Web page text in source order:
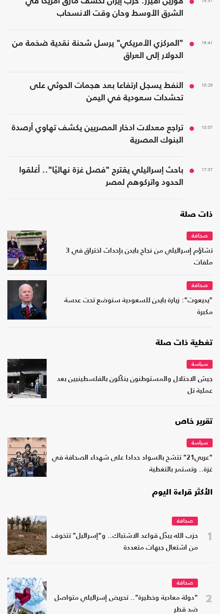
الشرق الأوسط وحان وقت الانسحاب
19:41
"المركزي الأمريكي" يرسل شحنة نقدية ضخمة من
الدولار إلى العراق
18:29
النفط يسجل ارتفاعا بعد هجمات الحوثي على
تحشدات سعودية في اليمن
18:07
تراجع معدلات ادخار المصريين يكشف تهاوي أرصدة
البنوك المصرية
17:37
باحث إسرائيلي يقترح "فصل غزة نهائيًا".. أغلقوا
الحدود واتركوهم لمصر
ذات صلة
صحافة
تشاؤم إسرائيلي من نجاح بايدن بإحداث اختراق في 3
ملفات
صحافة
"يديعوت": زيارة بايدن للسعودية ستوضع تحت عدسة
مكبرة
تغطية ذات صلة
سياسة
جيش الاحتلال والمستوطنون ينكّلون بالفلسطينيين بعد
عملية تل
تقرير خاص
سياسة
"عربي21" تتشح بالسواد حدادا على شهداء الصحافة في
غزة.. وتستمر بالتغطية
الأكثر قراءة اليوم
1
صحافة
حزب الله يبدّل قواعد الاشتباك.. و"إسرائيل" تتخوف
من اشتعال جبهات متعددة
2
صحافة
"دولة معادية وخطيرة".. تحريض إسرائيلي متواصل
ضد قطر